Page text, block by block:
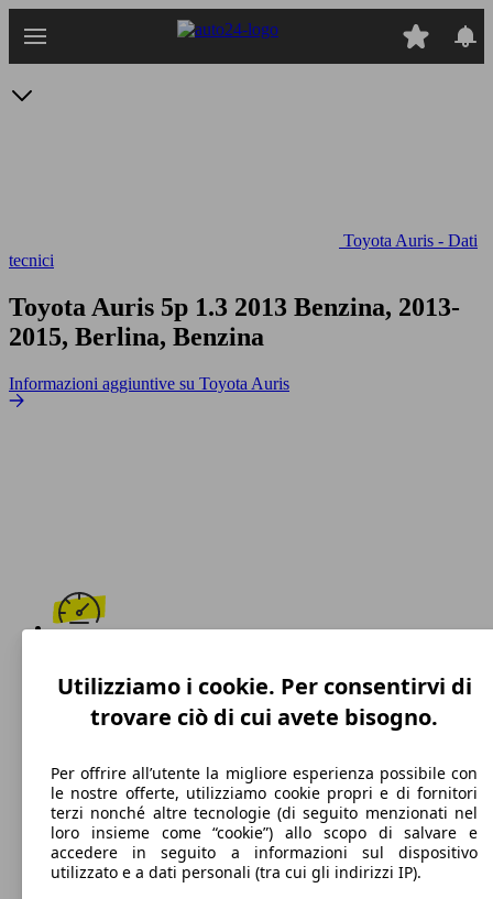
Toyota Auris - Dati
tecnici
Toyota Auris 5p 1.3 2013 Benzina, 2013-
2015, Berlina, Benzina
Informazioni aggiuntive su Toyota Auris
Benzina
Carburante
Utilizziamo i cookie. Per consentirvi di
trovare ciò di cui avete bisogno.
Per offrire all’utente la migliore esperienza possibile con
le nostre offerte, utilizziamo cookie propri e di fornitori
terzi nonché altre tecnologie (di seguito menzionati nel
loro insieme come “cookie”) allo scopo di salvare e
accedere in seguito a informazioni sul dispositivo
utilizzato e a dati personali (tra cui gli indirizzi IP).